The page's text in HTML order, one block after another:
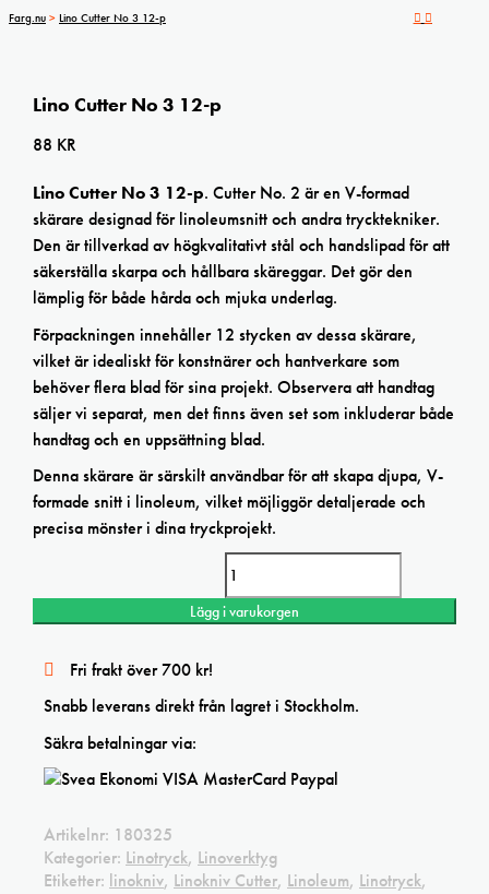
Farg.nu > Lino Cutter No 3 12-p
Lino Cutter No 3 12-p
88 KR
Lino Cutter No 3 12-p. Cutter No. 2 är en V-formad
skärare designad för linoleumsnitt och andra trycktekniker.
Den är tillverkad av högkvalitativt stål och handslipad för att
säkerställa skarpa och hållbara skäreggar. Det gör den
lämplig för både hårda och mjuka underlag.
Förpackningen innehåller 12 stycken av dessa skärare,
vilket är idealiskt för konstnärer och hantverkare som
behöver flera blad för sina projekt. Observera att handtag
säljer vi separat, men det finns även set som inkluderar både
handtag och en uppsättning blad.
Denna skärare är särskilt användbar för att skapa djupa, V-
formade snitt i linoleum, vilket möjliggör detaljerade och
precisa mönster i dina tryckprojekt.
Lägg i varukorgen
Fri frakt över 700 kr!
Snabb leverans direkt från lagret i Stockholm.
Säkra betalningar via:
Artikelnr: 180325
Kategorier: Linotryck, Linoverktyg
Etiketter: linokniv, Linokniv Cutter, Linoleum, Linotryck,